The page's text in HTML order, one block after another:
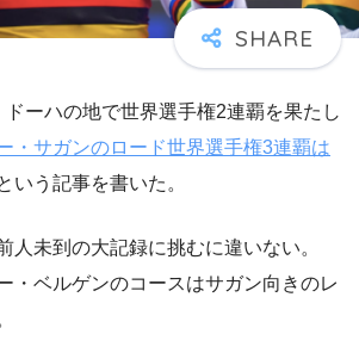
ーハの地で世界選手権2連覇を果たし
・サガンのロード世界選手権3連覇は
いう記事を書いた。
人未到の大記録に挑むに違いない。
・ベルゲンのコースはサガン向きのレ